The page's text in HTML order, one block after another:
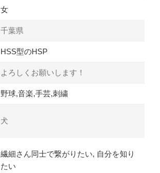
女
千葉県
HSS型のHSP
よろしくお願いします！
野球,音楽,手芸,刺繍
犬
繊細さん同士で繋がりたい, 自分を知り
たい